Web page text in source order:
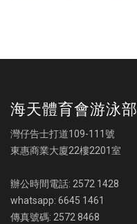
海天體育會游泳部
灣仔告士打道109-111號
東惠商業大廈22樓2201室
辦公時間電話: 2572 1428
whatsapp: 6645 1461
傳真號碼: 2572 8468